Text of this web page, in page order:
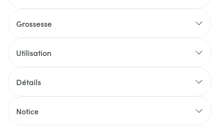
Grossesse
Utilisation
Détails
Notice